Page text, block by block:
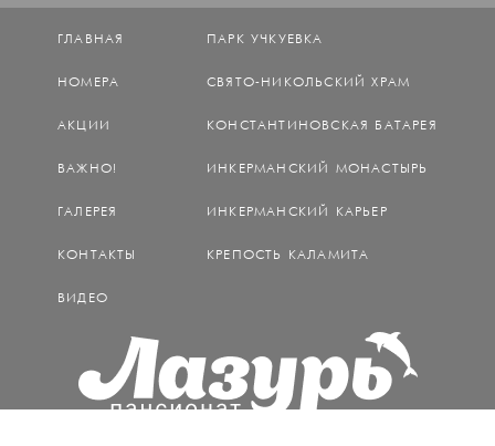
ГЛАВНАЯ
НОМЕРА
АКЦИИ
ВАЖНО!
ГАЛЕРЕЯ
КОНТАКТЫ
ВИДЕО
ПАРК УЧКУЕВКА
СВЯТО-НИКОЛЬСКИЙ ХРАМ
КОНСТАНТИНОВСКАЯ БАТАРЕЯ
ИНКЕРМАНСКИЙ МОНАСТЫРЬ
ИНКЕРМАНСКИЙ КАРЬЕР
КРЕПОСТЬ КАЛАМИТА